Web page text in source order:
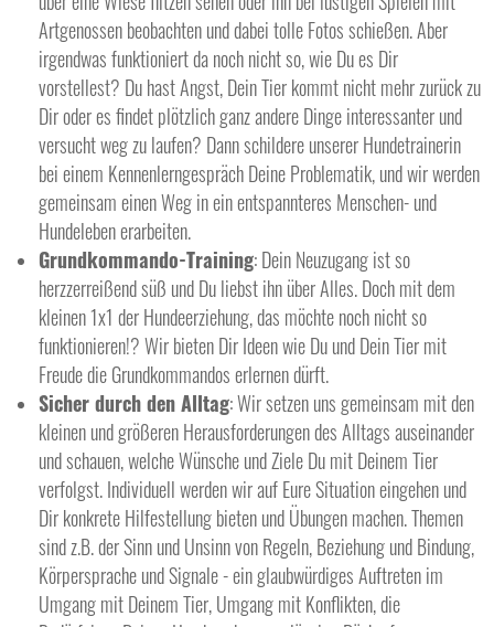
Artgenossen beobachten und dabei tolle Fotos schießen. Aber
irgendwas funktioniert da noch nicht so, wie Du es Dir
vorstellest? Du hast Angst, Dein Tier kommt nicht mehr zurück zu
Dir oder es findet plötzlich ganz andere Dinge interessanter und
versucht weg zu laufen? Dann schildere unserer Hundetrainerin
bei einem Kennenlerngespräch Deine Problematik, und wir werden
gemeinsam einen Weg in ein entspannteres Menschen- und
Hundeleben erarbeiten.
Grundkommando-Training: Dein Neuzugang ist so
herzzerreißend süß und Du liebst ihn über Alles. Doch mit dem
kleinen 1x1 der Hundeerziehung, das möchte noch nicht so
funktionieren!? Wir bieten Dir Ideen wie Du und Dein Tier mit
Freude die Grundkommandos erlernen dürft.
Sicher durch den Alltag: Wir setzen uns gemeinsam mit den
kleinen und größeren Herausforderungen des Alltags auseinander
und schauen, welche Wünsche und Ziele Du mit Deinem Tier
verfolgst. Individuell werden wir auf Eure Situation eingehen und
Dir konkrete Hilfestellung bieten und Übungen machen. Themen
sind z.B. der Sinn und Unsinn von Regeln, Beziehung und Bindung,
Körpersprache und Signale - ein glaubwürdiges Auftreten im
Umgang mit Deinem Tier, Umgang mit Konflikten, die